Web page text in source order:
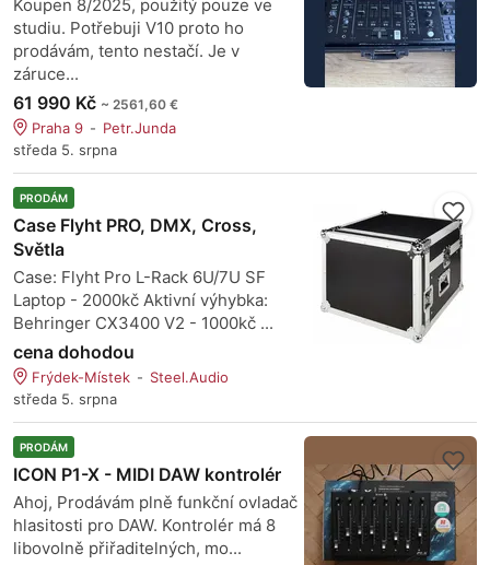
Koupen 8/2025, použitý pouze ve
studiu. Potřebuji V10 proto ho
prodávám, tento nestačí. Je v
záruce...
61 990 Kč ~ 2561,60 €
Praha 9
Petr.Junda
středa 5. srpna
PRODÁM
Case Flyht PRO, DMX, Cross,
Světla
Case: Flyht Pro L-Rack 6U/7U SF
Laptop - 2000kč Aktivní výhybka:
Behringer CX3400 V2 - 1000kč ...
cena dohodou
Frýdek-Místek
Steel.Audio
středa 5. srpna
PRODÁM
ICON P1-X - MIDI DAW kontrolér
Ahoj, Prodávám plně funkční ovladač
hlasitosti pro DAW. Kontrolér má 8
libovolně přiřaditelných, mo...